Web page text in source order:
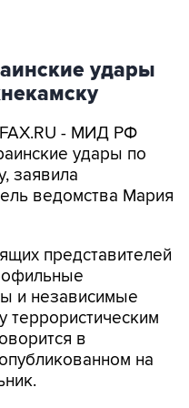
удары
- МИД РФ
удары по
заявила
ведомства Мария
представителей
и независимые
в
на